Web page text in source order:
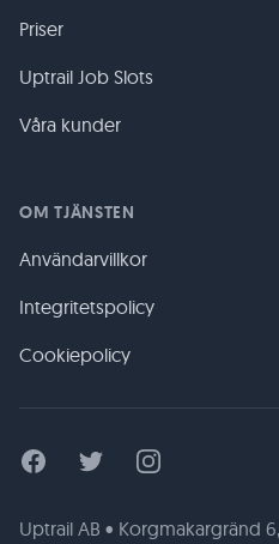
Priser
Uptrail Job Slots
Våra kunder
OM TJÄNSTEN
Användarvillkor
Integritetspolicy
Cookiepolicy
FacebookTwitter Instagram
Uptrail AB • Korgmakargränd